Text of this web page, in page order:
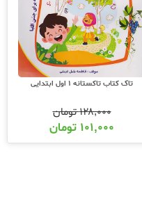
تاک کتاب تاکستانه 1 اول ابتدایی
۱۲۸,۰۰۰تومان
۱۰۱,۰۰۰ تومان